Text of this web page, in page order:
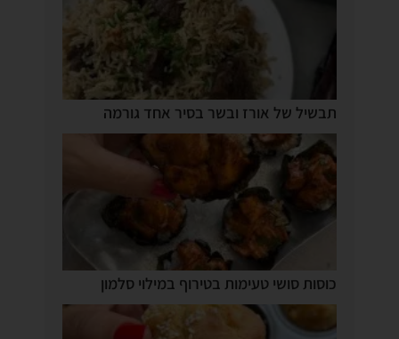
תבשיל של אורז ובשר בסיר אחד גורמה
כוסות סושי טעימות בטירוף במילוי סלמון